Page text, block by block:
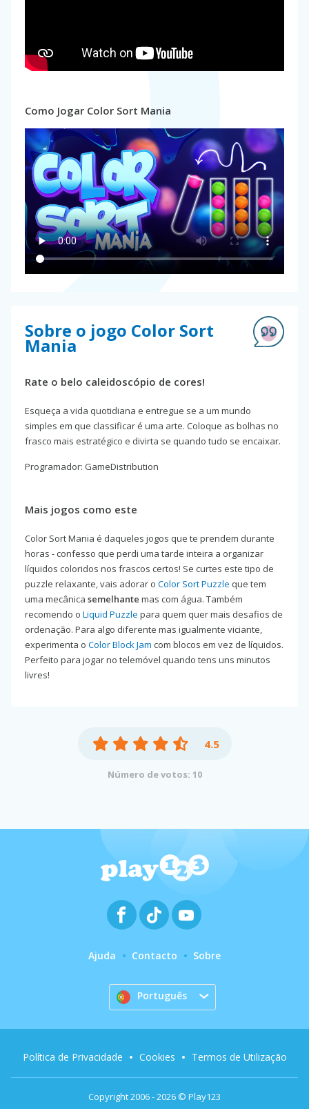
Como Jogar Color Sort Mania
Sobre o jogo Color Sort
Mania
Rate o belo caleidoscópio de cores!
Esqueça a vida quotidiana e entregue se a um mundo
simples em que classificar é uma arte. Coloque as bolhas no
frasco mais estratégico e divirta se quando tudo se encaixar.
Programador: GameDistribution
Mais jogos como este
Color Sort Mania é daqueles jogos que te prendem durante
horas - confesso que perdi uma tarde inteira a organizar
líquidos coloridos nos frascos certos! Se curtes este tipo de
puzzle relaxante, vais adorar o Color Sort Puzzle que tem
uma mecânica semelhante mas com água. Também
recomendo o Liquid Puzzle para quem quer mais desafios de
ordenação. Para algo diferente mas igualmente viciante,
experimenta o Color Block Jam com blocos em vez de líquidos.
Perfeito para jogar no telemóvel quando tens uns minutos
livres!
4.5
Número de votos: 10
Ajuda Contacto Sobre
Português
Copyright 2006 - 2026 © Play123
Política de Privacidade Cookies Termos de Utilização